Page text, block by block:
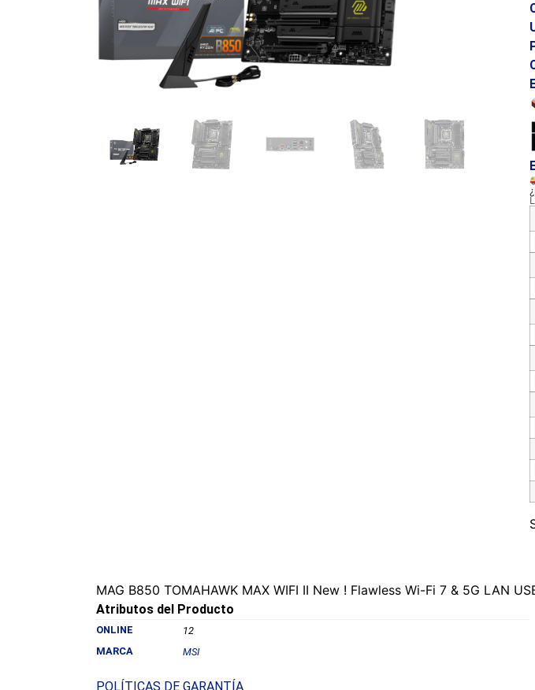
MAG B850 TOMAHAWK MAX WIFI II New ! Flawless Wi-Fi 7 & 5G LAN
Atributos del Producto
ONLINE
12
MARCA
MSI
POLÍTICAS DE GARANTÍA